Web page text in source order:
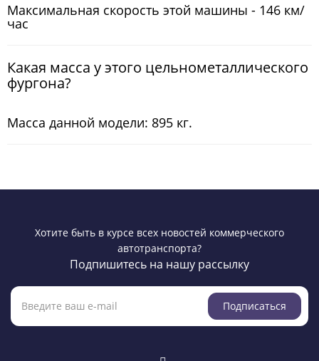
Максимальная скорость этой машины - 146 км/
час
Какая масса у этого цельнометаллического
фургона?
Масса данной модели: 895 кг.
Хотите быть в курсе всех новостей коммерческого
автотранспорта?
Подпишитесь на нашу рассылку
Подписаться